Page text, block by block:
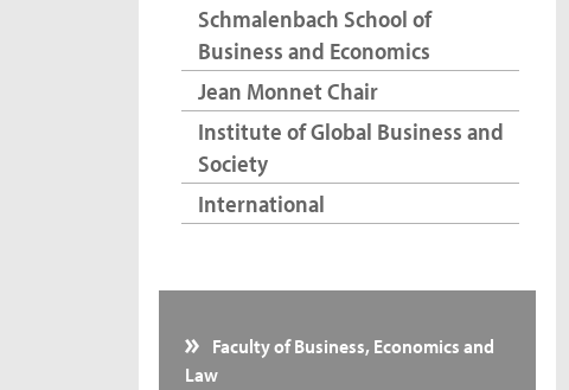
Schmalenbach School of
Business and Economics
Jean Monnet Chair
Institute of Global Business and
Society
International
Faculty of Business, Economics and
Law